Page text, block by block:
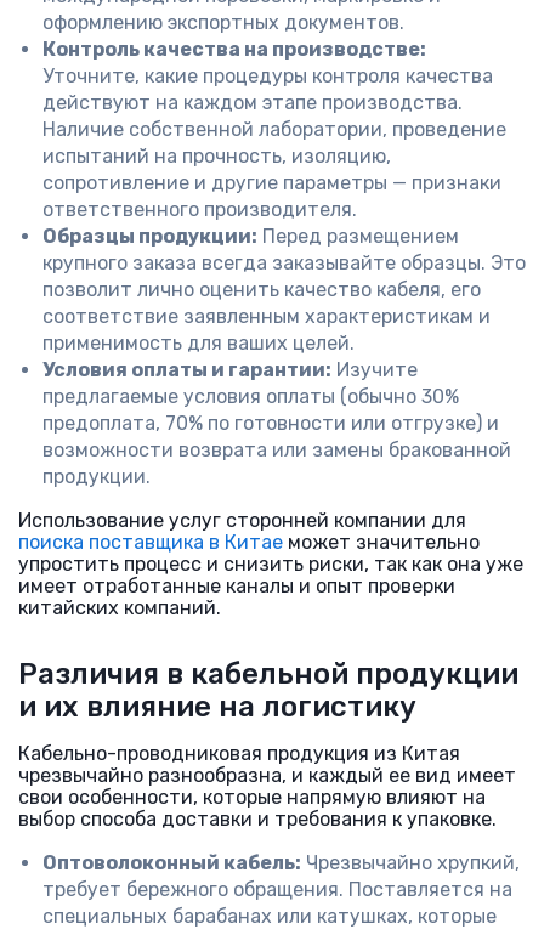
оформлению экспортных документов.
Контроль качества на производстве:
Уточните, какие процедуры контроля качества
действуют на каждом этапе производства.
Наличие собственной лаборатории, проведение
испытаний на прочность, изоляцию,
сопротивление и другие параметры — признаки
ответственного производителя.
Образцы продукции: Перед размещением
крупного заказа всегда заказывайте образцы. Это
позволит лично оценить качество кабеля, его
соответствие заявленным характеристикам и
применимость для ваших целей.
Условия оплаты и гарантии: Изучите
предлагаемые условия оплаты (обычно 30%
предоплата, 70% по готовности или отгрузке) и
возможности возврата или замены бракованной
продукции.
Использование услуг сторонней компании для
поиска поставщика в Китае может значительно
упростить процесс и снизить риски, так как она уже
имеет отработанные каналы и опыт проверки
китайских компаний.
Различия в кабельной продукции
и их влияние на логистику
Кабельно-проводниковая продукция из Китая
чрезвычайно разнообразна, и каждый ее вид имеет
свои особенности, которые напрямую влияют на
выбор способа доставки и требования к упаковке.
Оптоволоконный кабель: Чрезвычайно хрупкий,
требует бережного обращения. Поставляется на
специальных барабанах или катушках, которые